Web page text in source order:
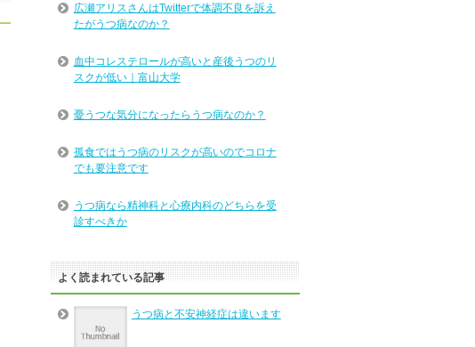
広瀬アリスさんはTwitterで体調不良を訴え
たがうつ病なのか？
血中コレステロールが高いと産後うつのリ
スクが低い｜富山大学
憂うつな気分になったらうつ病なのか？
孤食ではうつ病のリスクが高いのでコロナ
でも要注意です
うつ病なら精神科と心療内科のどちらを受
診すべきか
よく読まれている記事
うつ病と不安神経症は違います